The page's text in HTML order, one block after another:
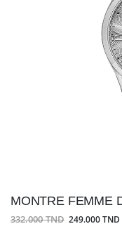
MONTRE FEMME
332.000 TND 249.000 TND